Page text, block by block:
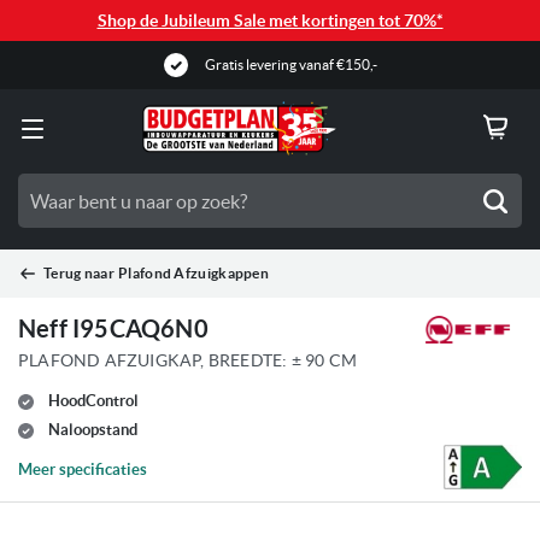
Shop de Jubileum Sale met kortingen tot 70%*
Gratis levering vanaf €150,-
Terug naar Plafond Afzuigkappen
Neff I95CAQ6N0
PLAFOND AFZUIGKAP, BREEDTE: ± 90 CM
HoodControl
Naloopstand
Meer specificaties